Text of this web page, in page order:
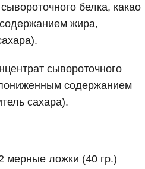
белка, какао
жира,
сывороточного
содержанием
сахара).
мерные ложки (40 гр.)